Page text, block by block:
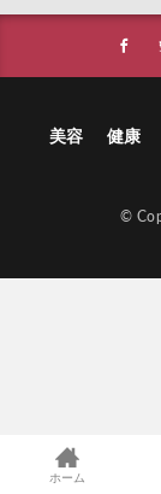
美容 健康
©
ホーム